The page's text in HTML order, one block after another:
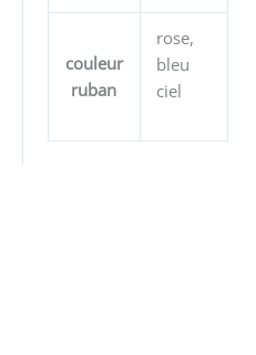
couleur
ruban
rose,
bleu
ciel